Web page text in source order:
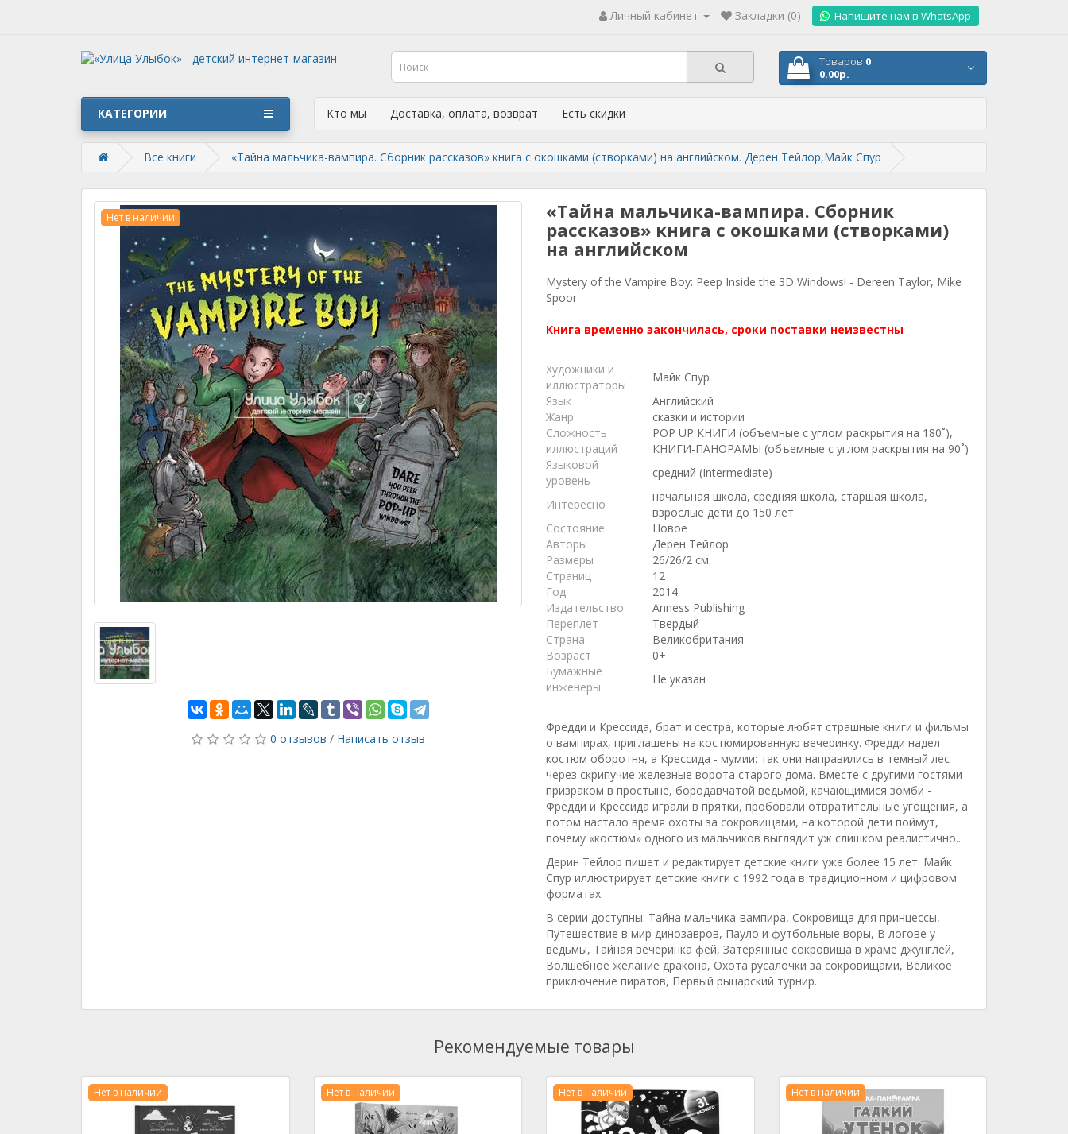
Личный кабинет Закладки (0) Напишите нам в WhatsApp
Товаров 0
0.00р.
КАТЕГОРИИ Кто мы Доставка, оплата, возврат Есть скидки
Все книги «Тайна мальчика-вампира. Сборник рассказов» книга с окошками (створками) на английском. Дерен Тейлор,Майк Спур
Нет в наличии
0 отзывов / Написать отзыв
«Тайна мальчика-вампира. Сборник
рассказов» книга с окошками (створками)
на английском
Mystery of the Vampire Boy: Peep Inside the 3D Windows! - Dereen Taylor, Mike
Spoor
Книга временно закончилась, сроки поставки неизвестны
Художники и
иллюстраторы
Майк Спур
Язык
Английский
Жанр
сказки и истории
Сложность
иллюстраций
POP UP КНИГИ (объемные с углом раскрытия на 180˚),
КНИГИ-ПАНОРАМЫ (объемные с углом раскрытия на 90˚)
Языковой
уровень
средний (Intermediate)
Интересно
начальная школа, средняя школа, старшая школа,
взрослые дети до 150 лет
Состояние
Новое
Авторы
Дерен Тейлор
Размеры
26/26/2 см.
Страниц
12
Год
2014
Издательство
Anness Publishing
Переплет
Твердый
Страна
Великобритания
Возраст
0+
Бумажные
инженеры
Не указан
Фредди и Крессида, брат и сестра, которые любят страшные книги и фильмы
о вампирах, приглашены на костюмированную вечеринку. Фредди надел
костюм оборотня, а Крессида - мумии: так они направились в темный лес
через скрипучие железные ворота старого дома. Вместе с другими гостями -
призраком в простыне, бородавчатой ведьмой, качающимися зомби -
Фредди и Крессида играли в прятки, пробовали отвратительные угощения, а
потом настало время охоты за сокровищами, на которой дети поймут,
почему «костюм» одного из мальчиков выглядит уж слишком реалистично...
Дерин Тейлор пишет и редактирует детские книги уже более 15 лет. Майк
Спур иллюстрирует детские книги с 1992 года в традиционном и цифровом
форматах.
В серии доступны: Тайна мальчика-вампира, Сокровища для принцессы,
Путешествие в мир динозавров, Пауло и футбольные воры, В логове у
ведьмы, Тайная вечеринка фей, Затерянные сокровища в храме джунглей,
Волшебное желание дракона, Охота русалочки за сокровищами, Великое
приключение пиратов, Первый рыцарский турнир.
Рекомендуемые товары
Нет в наличии Нет в наличии Нет в наличии Нет в наличии